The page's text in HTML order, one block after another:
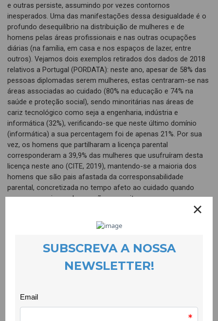
e outras persiste, assumindo por vezes contornos
inesperados. Uma das manifestações dessa desigualdade é o
profundo desequilíbrio na distribuição de mulheres e de
homens pelas áreas profissionais e nas outras ocupações
diárias (na família, em casa e nos espaços de lazer, entre
outros). Vejamos dois exemplos retirados dos dados de 2018
relativos a Portugal (PORDATA): neste ano, apesar de 58% das
pessoas diplomadas serem mulheres, estas centraram-se nas
áreas associadas ao cuidado (80% na educação e 74% na
saúde e proteção social), sendo minoritárias nas áreas de
cariz tecnológico como seja a engenharia, indústria e
informática (32%), verificando-se que neste último domínio
(informática) a sua percentagem foi de apenas 21%. Por sua
vez, os homens que partilharam a licença parental
corresponderam a 39,9% das mulheres que usufruíram desta
licença neste ano (CITE, 2019), mantendo-se a maioria dos
homens que são pais afastada da corresponsabilidade
parental, concretizada no tempo afeto ao cuidado quando
nasce uma criança de que são progenitores.
Mas por que nos devem preocupar estes números? Pelo
simples facto de serem uma das muitas evidências de défice
democracia sem cidadania e nem uma nem outra existem sem
a condição prévia da igualdade entre os indivíduos no exercício
espécie humana. Ora, se o exercício dos direitos implica que
eles estejam objetivamente plasmados na ordem jurídica e
integrados no funcionamento das sociedades, também exige